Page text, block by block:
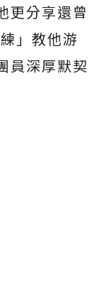
更分享還曾
」教他游
員深厚默契